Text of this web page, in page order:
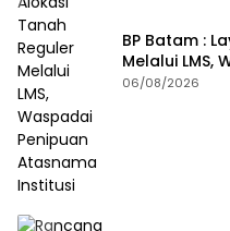
BP Batam :
Melalui LMS,
Institusi
06/08/2026